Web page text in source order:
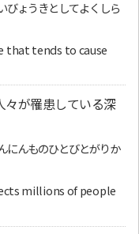
びょうきとしてよくしら
that tends to cause
が罹患している深
にんものひとびとがりか
millions of people